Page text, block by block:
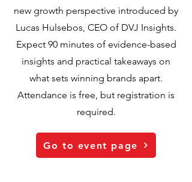
new growth perspective introduced by
Lucas Hulsebos, CEO of DVJ Insights.
Expect 90 minutes of evidence-based
insights and practical takeaways on
what sets winning brands apart.
Attendance is free, but registration is
required.
Go to event page